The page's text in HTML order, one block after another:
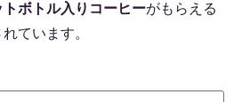
ボトル入りコーヒーがもらえる
ています。